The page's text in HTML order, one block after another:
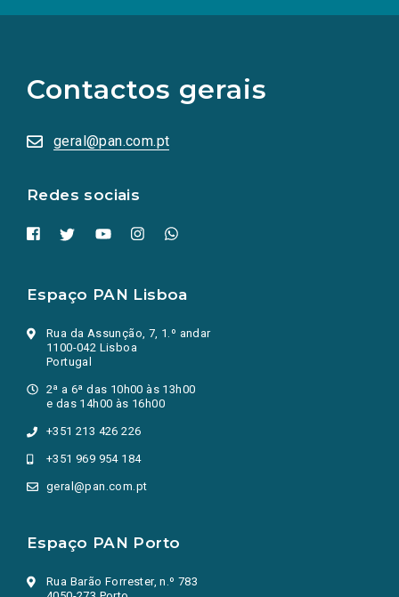
Contactos gerais
geral@pan.com.pt
Redes sociais
redes
sociais
numa
nova
Espaço PAN Lisboa
Rua da Assunção, 7, 1.º andar
1100-042 Lisboa
Portugal
2ª a 6ª das 10h00 às 13h00
e das 14h00 às 16h00
+351 213 426 226
+351 969 954 184
geral@pan.com.pt
Espaço PAN Porto
Rua Barão Forrester, n.º 783